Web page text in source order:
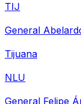
TIJ
General
Tijuana
NLU
General Felipe